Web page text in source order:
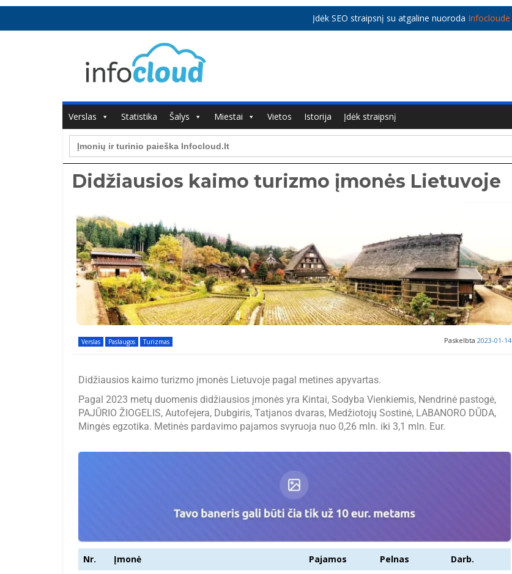
Įdėk SEO straipsnį su atgaline nuoroda Infocloude
Verslas Statistika Šalys Miestai Vietos Istorija
Įdėk straipsnį
Search
for:
Didžiausios kaimo turizmo įmonės Lietuvoje
Verslas Paslaugos Turizmas Paskelbta 2023-01-14
Didžiausios kaimo turizmo įmonės Lietuvoje pagal metines apyvartas.
Pagal 2023 metų duomenis didžiausios įmonės yra Kintai, Sodyba Vienkiemis, Nendrinė pastogė,
PAJŪRIO ŽIOGELIS, Autofejera, Dubgiris, Tatjanos dvaras, Medžiotojų Sostinė, LABANORO DŪDA,
Mingės egzotika. Metinės pardavimo pajamos svyruoja nuo 0,26 mln. iki 3,1 mln. Eur.
Nr. Įmonė Pajamos Pelnas
Darb.